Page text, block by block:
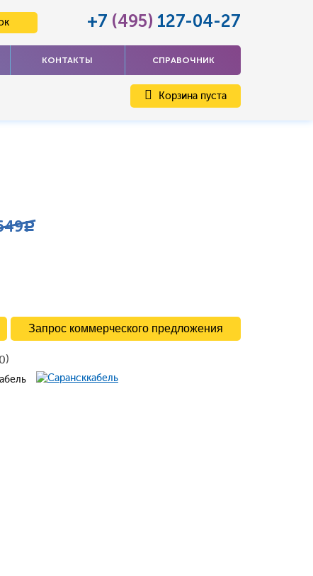
+7 (495) 127-04-27
КОНТАКТЫ СПРАВОЧНИК
Корзина пуста
c
Запрос коммерческого предложения
0)